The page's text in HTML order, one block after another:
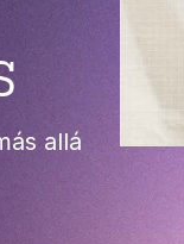
allá